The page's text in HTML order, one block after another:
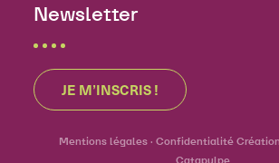
Newsletter
JE M’INSCRIS !
Mentions légales· Confidentialité
Catapulpe